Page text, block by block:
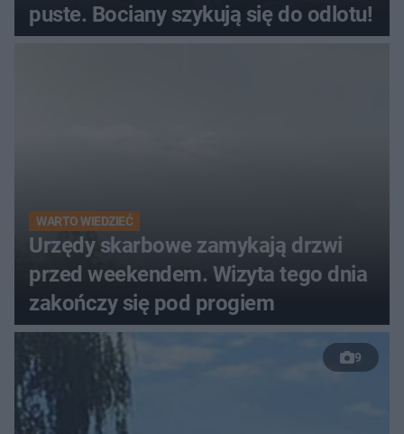
puste. Bociany szykują się do odlotu!
WARTO WIEDZIEĆ
Urzędy skarbowe zamykają drzwi
przed weekendem. Wizyta tego dnia
zakończy się pod progiem
9